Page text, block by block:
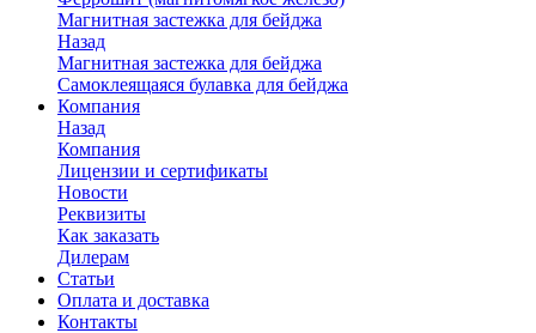
Магнитная застежка для бейджа
Назад
Магнитная застежка для бейджа
Самоклеящаяся булавка для бейджа
Компания
Назад
Компания
Лицензии и сертификаты
Новости
Реквизиты
Как заказать
Дилерам
Статьи
Оплата и доставка
Контакты